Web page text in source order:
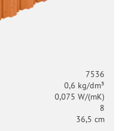
7536
0,6 kg/dm³
0,075 W/(mK)
8
36,5 cm